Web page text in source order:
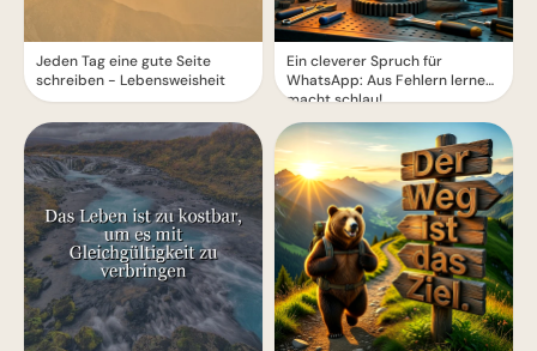
Jeden Tag eine gute Seite
schreiben - Lebensweisheit
Ein cleverer Spruch für
WhatsApp: Aus Fehlern lernen
macht schlau!